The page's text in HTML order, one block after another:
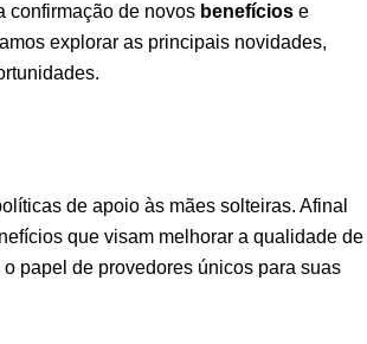
confirmação de novos benefícios e
explorar as principais novidades,
de apoio às mães solteiras. Afinal
que visam melhorar a qualidade de
papel de provedores únicos para suas